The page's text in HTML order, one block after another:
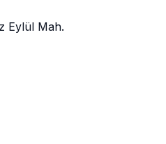
Eylül Mah.